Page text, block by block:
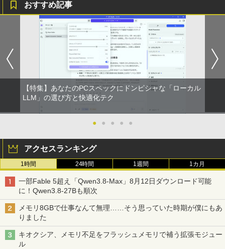
応 HDMI VESA対応 モニター 持ち運び
サブディスプレイ デュアルモニター テレ
ワーク ミニPC対応 EVICIV
￥11,999
Acer 27インチ フルHD 144Hz 1ms(VR
B) IPS 非光沢 sRGB 99% AMD FreeSyn
ト低減 HDMI 1.4 DisplayPort v1.2 スピ
ーカー・ヘッドホン端子 Acer Display
応 Nitro ゲーミングモニター QG271P6b
mipx
￥16,600
5
5年間フル保証ディスプレイ 243B9/11 [2
3.8型ワイド液晶ディスプレイ 5年フル保
￥16,980
4
ルで領地を爆速で開拓し最強の村を作っ
てしまう〜最強クラフトスキルで始め
る、楽々領地開拓スローライフ〜（8）
【電子書籍】[ 熊乃げん骨 ]
￥792
異世界ウォーキング（14） 【電子書籍】
￥792
【2026年アップグレード版】AOKIMI ワイヤ
レスイヤホン bluetooth イヤホン V12 小型
軽量 ブルートゥースHi-Fi 最大36時間再生 ぶ
るーとゅーす コードレス ENCノイズキャン
セリング 自動ペアリング Type-C充電 マイク
付き 防水 タッチ式音量調整 スポーツ/通勤/通
学/WEB会議(ホワイト)
￥1,964
Xiaomi シャオミ REDMI Buds 8 Lite ワイヤ
レスイヤホン Bluetooth 5.4 ノイズキャンセ
￥2,980
On My Road (Stadium ver.)
￥250
BUGS LIFE
￥250
by Amazon 天然水ラベルレス 2L×9本
￥1,117
コカ・コーラ やかんの麦茶 from 爽健美茶 ラ
ベルレス 650mlPET×24本
HUNTER×HUNTER モノクロ版 39 (ジャンプ
コミックスDIGITAL)
￥572
スーパーの裏でヤニ吸うふたり 9巻 (デジタル
版ビッグガンガンコミックス)
￥810
おすすめ記事
【特集】あなたのPCスペックにドンピシャな「ローカル
LLM」の選び方と快適化テク
● ● ● ● ●
アクセスランキング
1時間 24時間 1週間 1カ月
一部Fable 5超え「Qwen3.8-Max」8月12日ダウンロード可能
に！Qwen3.8-27Bも順次
メモリ8GBで仕事なんて無理……そう思っていた時期が僕にもあ
りました
キオクシア、メモリ不足をフラッシュメモリで補う拡張モジュー
ル